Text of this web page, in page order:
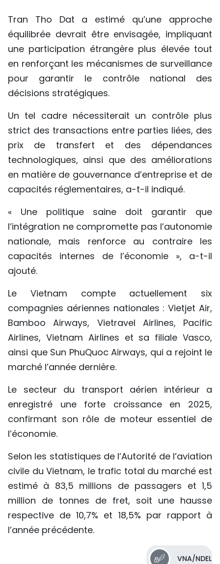
Tran Tho Dat a estimé qu’une approche
équilibrée devrait être envisagée, impliquant
une participation étrangère plus élevée tout
en renforçant les mécanismes de surveillance
pour garantir le contrôle national des
décisions stratégiques.
Un tel cadre nécessiterait un contrôle plus
strict des transactions entre parties liées, des
prix de transfert et des dépendances
technologiques, ainsi que des améliorations
en matière de gouvernance d’entreprise et de
capacités réglementaires, a-t-il indiqué.
« Une politique saine doit garantir que
l’intégration ne compromette pas l’autonomie
nationale, mais renforce au contraire les
capacités internes de l’économie », a-t-il
ajouté.
Le Vietnam compte actuellement six
compagnies aériennes nationales : Vietjet Air,
Bamboo Airways, Vietravel Airlines, Pacific
Airlines, Vietnam Airlines et sa filiale Vasco,
ainsi que Sun PhuQuoc Airways, qui a rejoint le
marché l’année dernière.
Le secteur du transport aérien intérieur a
enregistré une forte croissance en 2025,
confirmant son rôle de moteur essentiel de
l’économie.
Selon les statistiques de l’Autorité de l’aviation
civile du Vietnam, le trafic total du marché est
estimé à 83,5 millions de passagers et 1,5
million de tonnes de fret, soit une hausse
respective de 10,7% et 18,5% par rapport à
l’année précédente.
VNA/NDEL